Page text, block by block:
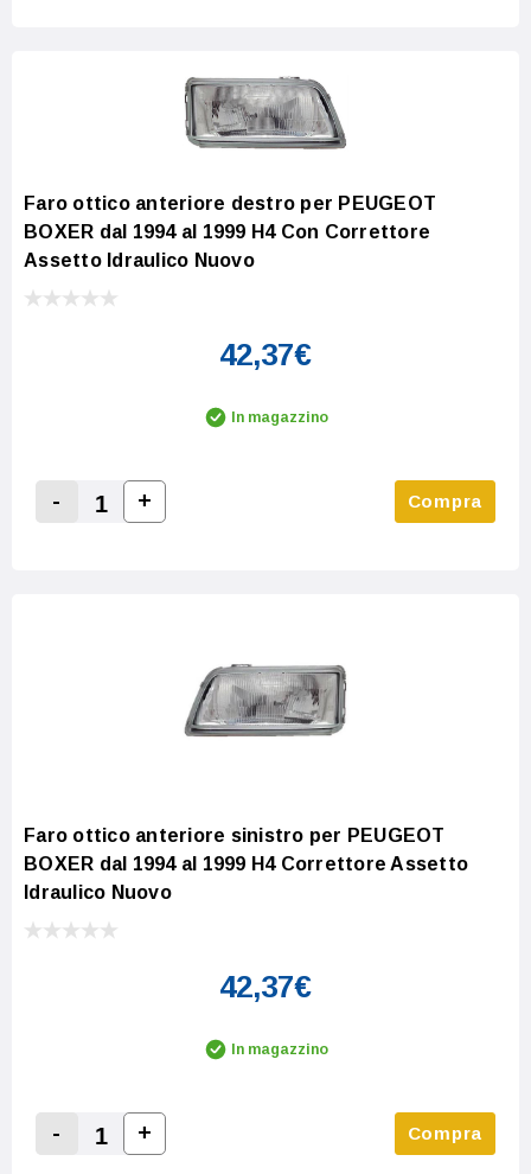
Faro ottico anteriore destro per PEUGEOT
BOXER dal 1994 al 1999 H4 Con Correttore
Assetto Idraulico Nuovo
42,37€
In magazzino
Decrease Quantity:
-
Increase Quantity:
+ Compra
Faro ottico anteriore sinistro per PEUGEOT
BOXER dal 1994 al 1999 H4 Correttore Assetto
Idraulico Nuovo
42,37€
In magazzino
Decrease Quantity:
-
Increase Quantity:
+ Compra